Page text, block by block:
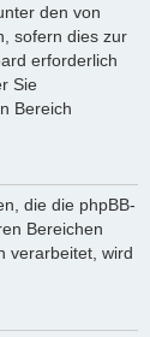
den von
sofern dies zur
erforderlich
Sie
Bereich
die die phpBB-
Bereichen
verarbeitet, wird